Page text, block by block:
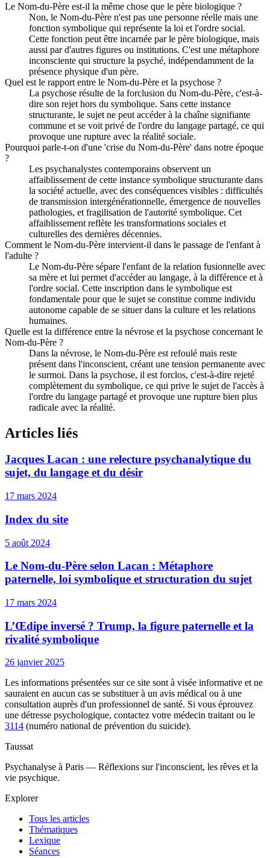
Le Nom-du-Père est-il la même chose que le père biologique ?
Non, le Nom-du-Père n'est pas une personne réelle mais une
fonction symbolique qui représente la loi et l'ordre social.
Cette fonction peut être incarnée par le père biologique, mais
aussi par d'autres figures ou institutions. C'est une métaphore
inconsciente qui structure la psyché, indépendamment de la
présence physique d'un père.
Quel est le rapport entre le Nom-du-Père et la psychose ?
La psychose résulte de la forclusion du Nom-du-Père, c'est-à-
dire son rejet hors du symbolique. Sans cette instance
structurante, le sujet ne peut accéder à la chaîne signifiante
commune et se voit privé de l'ordre du langage partagé, ce qui
provoque une rupture avec la réalité sociale.
Pourquoi parle-t-on d'une 'crise du Nom-du-Père' dans notre époque
?
Les psychanalystes contemporains observent un
affaiblissement de cette instance symbolique structurante dans
la société actuelle, avec des conséquences visibles : difficultés
de transmission intergénérationnelle, émergence de nouvelles
pathologies, et fragilisation de l'autorité symbolique. Cet
affaiblissement reflète les transformations sociales et
culturelles des dernières décennies.
Comment le Nom-du-Père intervient-il dans le passage de l'enfant à
l'adulte ?
Le Nom-du-Père sépare l'enfant de la relation fusionnelle avec
sa mère et lui permet d'accéder au langage, à la différence et à
l'ordre social. Cette inscription dans le symbolique est
fondamentale pour que le sujet se constitue comme individu
autonome capable de se situer dans la culture et les relations
humaines.
Quelle est la différence entre la névrose et la psychose concernant le
Nom-du-Père ?
Dans la névrose, le Nom-du-Père est refoulé mais reste
présent dans l'inconscient, créant une tension permanente avec
le surmoi. Dans la psychose, il est forclos, c'est-à-dire rejeté
complètement du symbolique, ce qui prive le sujet de l'accès à
l'ordre du langage partagé et provoque une rupture bien plus
radicale avec la réalité.
Articles liés
Jacques Lacan : une relecture psychanalytique du
sujet, du langage et du désir
17 mars 2024
Index du site
5 août 2024
Le Nom-du-Père selon Lacan : Métaphore
paternelle, loi symbolique et structuration du sujet
17 mars 2024
L’Œdipe inversé ? Trump, la figure paternelle et la
rivalité symbolique
26 janvier 2025
Les informations présentées sur ce site sont à visée informative et ne
sauraient en aucun cas se substituer à un avis médical ou à une
consultation auprès d'un professionnel de santé. Si vous éprouvez
une détresse psychologique, contactez votre médecin traitant ou le
3114 (numéro national de prévention du suicide).
Taussat
Psychanalyse à Paris — Réflexions sur l'inconscient, les rêves et la
vie psychique.
Explorer
Tous les articles
Thématiques
Lexique
Séances